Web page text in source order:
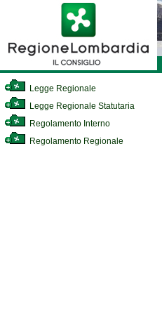
Legge Regionale
Legge Regionale Statutaria
Regolamento Interno
Regolamento Regionale